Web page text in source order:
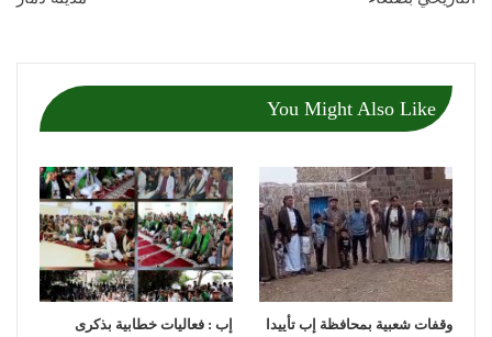
You Might Also Like
وقفات شعبية بمحافظة إب تأييدا إب : فعاليات خطابية بذكرى